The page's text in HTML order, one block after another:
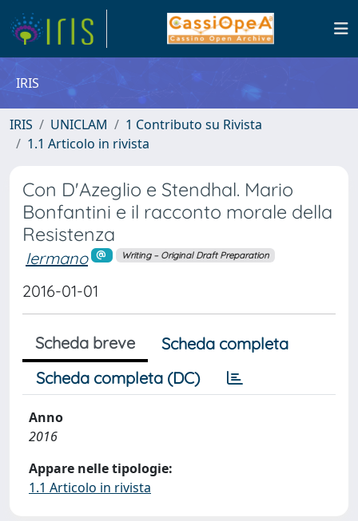
IRIS
IRIS UNICLAM
1 Contributo su Rivista
1.1 Articolo in rivista
Con D'Azeglio e Stendhal. Mario
Bonfantini e il racconto morale della
Resistenza
Iermano Writing – Original Draft Preparation
2016-01-01
Scheda breve
Scheda completa
Scheda completa (DC)
Anno
2016
Appare nelle tipologie:
1.1 Articolo in rivista